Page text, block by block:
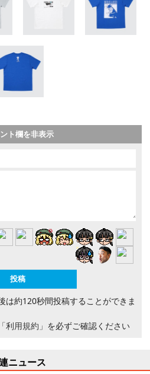
ト欄を非表示
約120秒間投稿することができま
「利用規約」 を必ずご確認ください
ニュース